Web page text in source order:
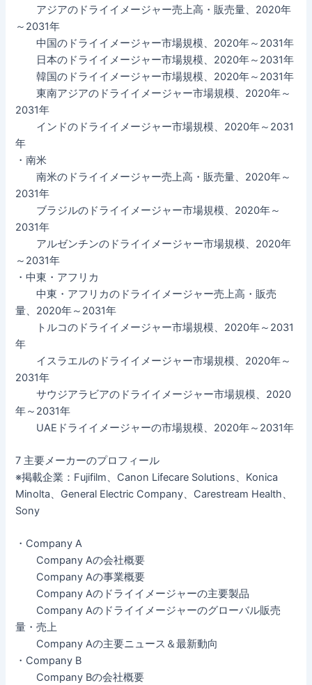
アジアのドライイメージャー売上高・販売量、2020年
～2031年
中国のドライイメージャー市場規模、2020年～2031年
日本のドライイメージャー市場規模、2020年～2031年
韓国のドライイメージャー市場規模、2020年～2031年
東南アジアのドライイメージャー市場規模、2020年～
2031年
インドのドライイメージャー市場規模、2020年～2031
年
・南米
南米のドライイメージャー売上高・販売量、2020年～
2031年
ブラジルのドライイメージャー市場規模、2020年～
2031年
アルゼンチンのドライイメージャー市場規模、2020年
～2031年
・中東・アフリカ
中東・アフリカのドライイメージャー売上高・販売
量、2020年～2031年
トルコのドライイメージャー市場規模、2020年～2031
年
イスラエルのドライイメージャー市場規模、2020年～
2031年
サウジアラビアのドライイメージャー市場規模、2020
年～2031年
UAEドライイメージャーの市場規模、2020年～2031年
7 主要メーカーのプロフィール
※掲載企業：Fujifilm、Canon Lifecare Solutions、Konica
Minolta、General Electric Company、Carestream Health、
Sony
・Company A
Company Aの会社概要
Company Aの事業概要
Company Aのドライイメージャーの主要製品
Company Aのドライイメージャーのグローバル販売
量・売上
Company Aの主要ニュース＆最新動向
・Company B
Company Bの会社概要